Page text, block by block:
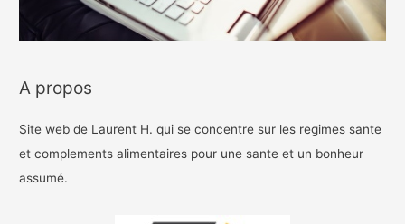
A propos
Site web de Laurent H. qui se concentre sur les regimes sante
et complements alimentaires pour une sante et un bonheur
assumé.